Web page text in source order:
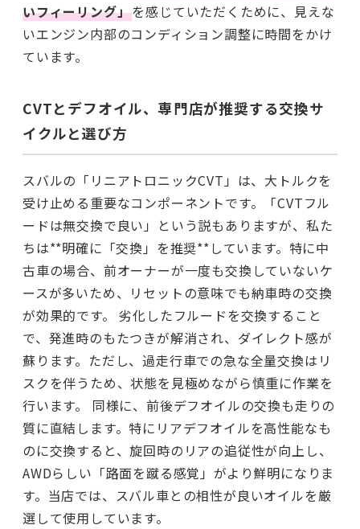
いフィーリング」を感じていただくために、見えな
いエンジン内部のコンディション調整に時間をかけ
ています。
CVTとデフオイル、専門店が推奨する交換サ
イクルと選び方
スバルの「リニアトロニックCVT」は、大トルクを
受け止める重要なコンポーネントです。「CVTフル
ードは無交換で良い」という説もありますが、私た
ちは**明確に「交換」を推奨**しています。特に中
古車の場合、前オーナーが一度も交換していないケ
ースが多いため、リセットの意味でも納車時の交換
が効果的です。 劣化したフルードを交換すること
で、発進時のもたつきが解消され、ダイレクト感が
蘇ります。ただし、過走行車での急な全量交換はリ
スクを伴うため、状態を見極めながら慎重に作業を
行います。 同様に、前後デフオイルの交換も走りの
質に直結します。特にリアデフオイルを高性能なも
のに交換すると、旋回時のリアの追従性が向上し、
AWDらしい「路面を蹴る感覚」がより鮮明になりま
す。当店では、スバル車との相性が良いオイルを厳
選して使用しています。